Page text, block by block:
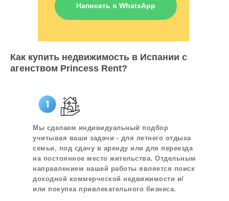
Написать в WhatsApp
Как купить недвижимость в Испании с
агенством Princess Rent?
Мы сделаем индивидуальный подбор
учитывая ваши задачи - для летнего отдыха
семьи, под сдачу в аренду или для переезда
на постоянное место жительства. Отдельным
направлением нашей работы является поиск
доходной коммерческой недвижимости и/
или покупка привлекательного бизнеса.